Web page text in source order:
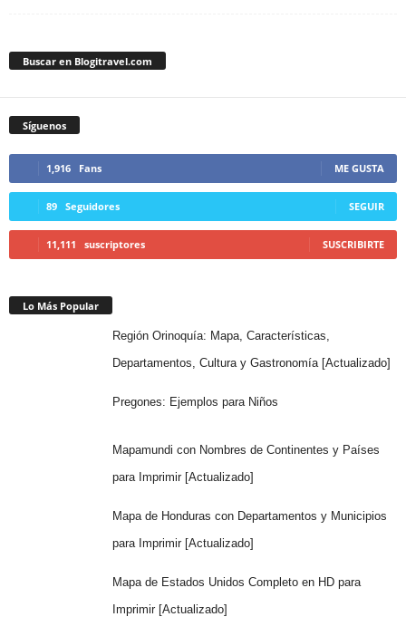
Buscar en Blogitravel.com
Síguenos
1,916 Fans ME GUSTA
89 Seguidores SEGUIR
11,111 suscriptores SUSCRIBIRTE
Lo Más Popular
Región Orinoquía: Mapa, Características,
Departamentos, Cultura y Gastronomía [Actualizado]
Pregones: Ejemplos para Niños
Mapamundi con Nombres de Continentes y Países
para Imprimir [Actualizado]
Mapa de Honduras con Departamentos y Municipios
para Imprimir [Actualizado]
Mapa de Estados Unidos Completo en HD para
Imprimir [Actualizado]